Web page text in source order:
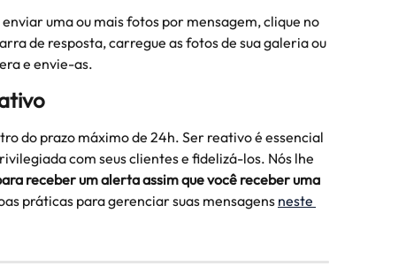
enviar uma ou mais fotos por mensagem, clique no
de resposta, carregue as fotos de sua galeria ou
e envie-as.
do prazo máximo de 24h. Ser reativo é essencial
com seus clientes e fidelizá-los. Nós lhe
receber um alerta assim que você receber uma
práticas para gerenciar suas mensagens neste